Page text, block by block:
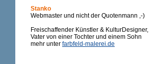
Stanko
Webmaster und nicht der Quotenmann ,-)
Freischaffender Künstler & KulturDesigner,
Vater von einer Tochter und einem Sohn
mehr unter farbfeld-malerei.de